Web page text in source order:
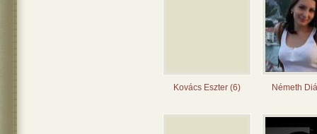
Kovács Eszter (6) Németh